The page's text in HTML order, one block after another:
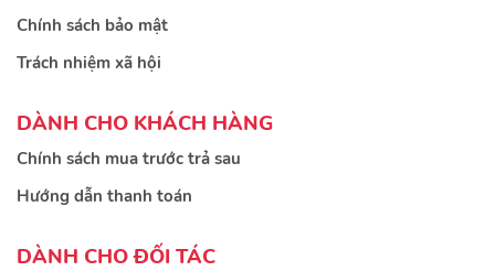
Chính sách bảo mật
Trách nhiệm xã hội
DÀNH CHO KHÁCH HÀNG
Chính sách mua trước trả sau
Hướng dẫn thanh toán
DÀNH CHO ĐỐI TÁC